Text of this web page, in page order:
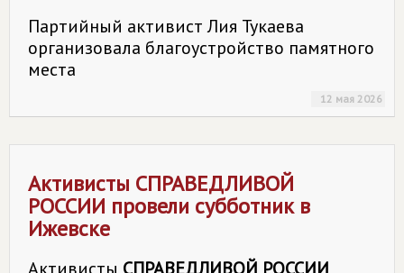
Партийный активист Лия Тукаева
организовала благоустройство памятного
места
12 мая 2026
Активисты СПРАВЕДЛИВОЙ
РОССИИ провели субботник в
Ижевске